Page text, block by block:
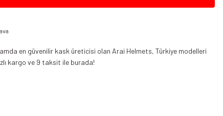
en güvenilir kask üreticisi olan Arai Helmets, Türkiye modelleri
kargo ve 9 taksit ile burada!